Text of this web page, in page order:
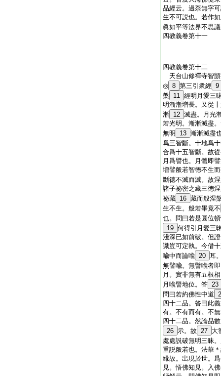
品經云。過荼無字
生不可説也。若作
眞如平等法界不思
四教義卷第十一
四教義卷第十二
天台山修禪寺智
◎ 8 第三引衆經 9
槃 11 經明月愛三
明漸漸増長。又從
漸 12 滅盡。月光
若光明。漸漸滅盡
無明
13 漸漸滅盡
爲三智斷。十地爲
合爲十五智斷。故
月爲譬也。月體即
増譬般若智徳不生
斷徳不滅而滅。故
諸子祕密之藏三徳
祕藏 16 藏而般涅
生不生。般若畢竟不
也。問曰若是圓位
19 何得引月愛三
淺深已如前破。但
識豈可定執。今借
喩中而論喩 20 耳
無譬喩。無譬喩者
月。實非無有五根
月喩譬地位。答 23
問曰若約佛性中道
四十二品。答曰此
有。不有而有。不
四十二品。然論品
26 示。故 27 大
處處説破無明三昧
重説般若也。法華
縁故。出現於世。
見。悟佛知見。入